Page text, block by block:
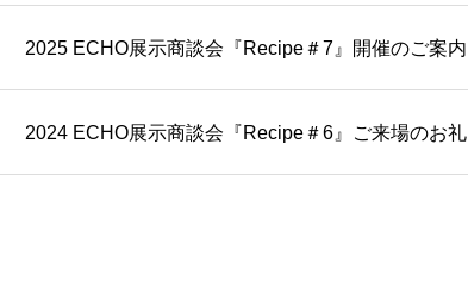
2025 ECHO展示商談会『Recipe＃7』開催のご案内
2024 ECHO展示商談会『Recipe＃6』ご来場のお礼